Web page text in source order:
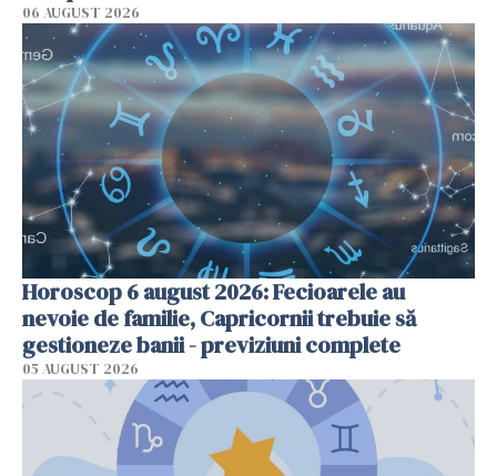
06 AUGUST 2026
Horoscop 6 august 2026: Fecioarele au
nevoie de familie, Capricornii trebuie să
gestioneze banii - previziuni complete
05 AUGUST 2026